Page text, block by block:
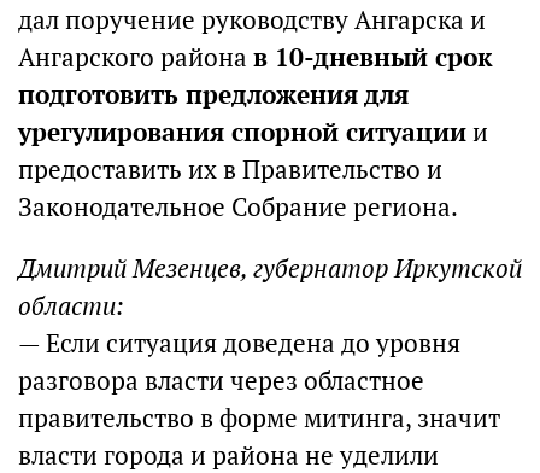
дал поручение руководству Ангарска и
Ангарского района в 10-дневный срок
подготовить предложения для
урегулирования спорной ситуациии
предоставить их в Правительство и
Законодательное Собрание региона.
Дмитрий Мезенцев, губернатор Иркутской
области:
— Если ситуация доведена до уровня
разговора власти через областное
правительство в форме митинга, значит
власти города и района не уделили